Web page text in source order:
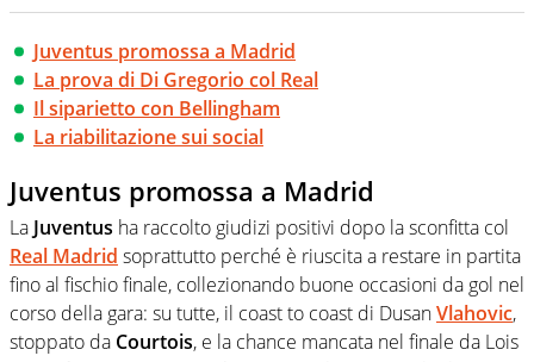
Juventus promossa a Madrid
La prova di Di Gregorio col Real
Il siparietto con Bellingham
La riabilitazione sui social
Juventus promossa a Madrid
La Juventus ha raccolto giudizi positivi dopo la sconfitta col
Real Madrid soprattutto perché è riuscita a restare in partita
fino al fischio finale, collezionando buone occasioni da gol nel
corso della gara: su tutte, il coast to coast di DusanVlahovic,
stoppato da Courtois, e la chance mancata nel finale da Lois